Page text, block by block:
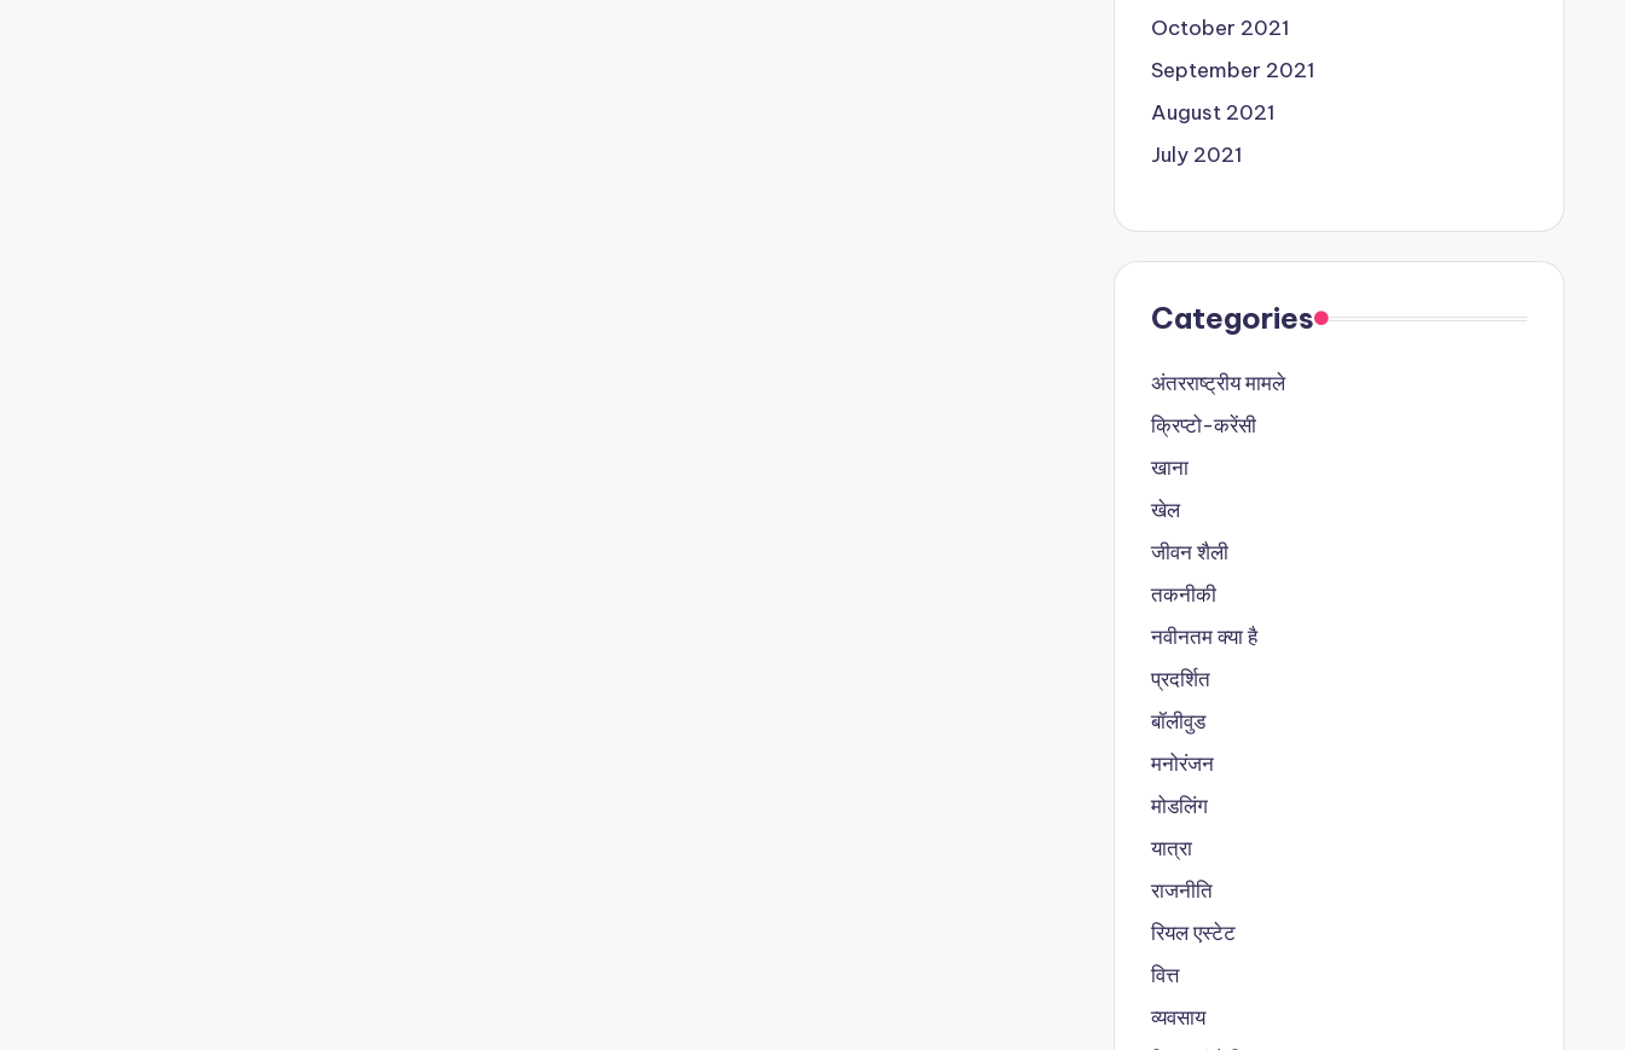
October 2021
September 2021
August 2021
July 2021
Categories
अंतरराष्ट्रीय मामले
क्रिप्टो-करेंसी
खाना
खेल
जीवन शैली
तकनीकी
नवीनतम क्या है
प्रदर्शित
बॉलीवुड
मनोरंजन
मोडलिंग
यात्रा
राजनीति
रियल एस्टेट
वित्त
व्यवसाय